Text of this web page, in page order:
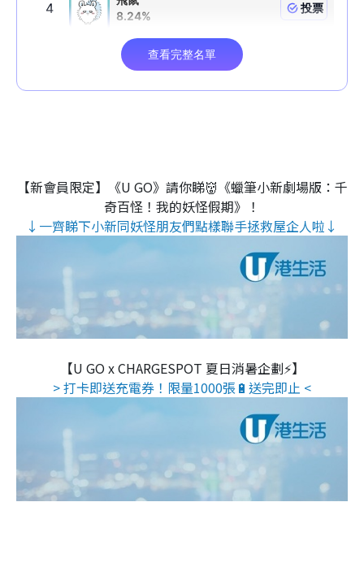
【新會員限定】《U GO》請你睇👹《蠟筆小新劇場版：千
奇百怪！我的妖怪假期》！
↓一齊睇下小新同妖怪朋友們點樣聯手拯救屋企人啦↓
【U GO x CHARGESPOT 夏日消暑企劃⚡】
> 打卡即送充電券！限量1000張🔋送完即止 <